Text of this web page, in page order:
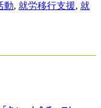
動, 就労移行支援, 就